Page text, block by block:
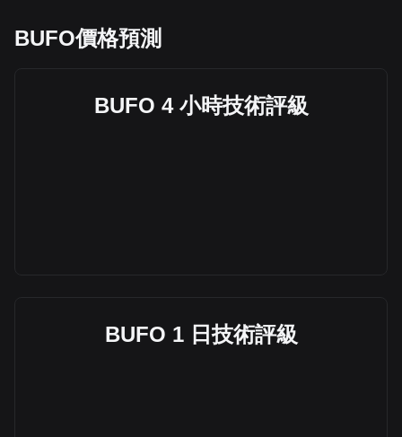
BUFO價格預測
BUFO 4 小時技術評級
BUFO 1 日技術評級